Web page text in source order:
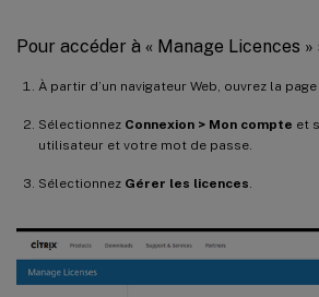
Pour accéder à « Manage Licences
À partir d’un navigateur Web, ouvrez la page
Sélectionnez Connexion > Mon compte et
utilisateur et votre mot de passe.
Sélectionnez Gérer les licences